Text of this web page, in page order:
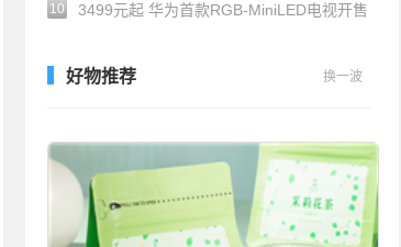
10 3499元起 华为首款RGB-MiniLED电视开售
好物推荐 换一波